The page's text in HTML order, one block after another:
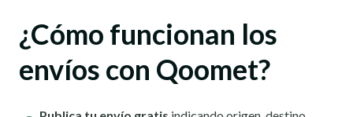
¿Cómo funcionan los
envíos con Qoomet?